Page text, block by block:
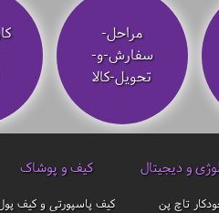
مراحل-
سفارش-و-
تحویل-کالا
و دیجیتال
تاچ پن
کیف و پوشاک
کیف پاسپورتی و کیف